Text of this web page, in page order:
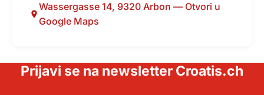
Wassergasse 14, 9320 Arbon — Otvori u
Google Maps
Prijavi se na newsletter Croatis.ch